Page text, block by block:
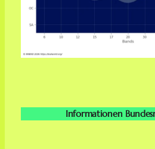
Informationen